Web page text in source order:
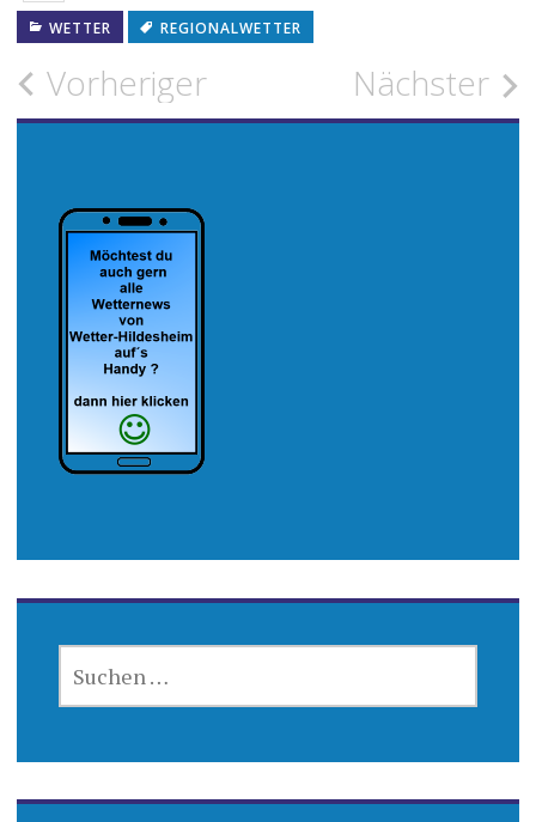
WETTER REGIONALWETTER
Beitragsnavigation
Vorheriger Nächster
NACH: